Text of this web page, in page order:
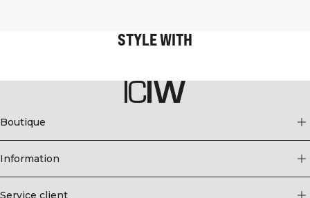
STYLE WITH
Boutique
Information